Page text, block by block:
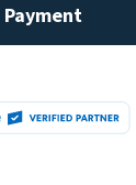
Payment